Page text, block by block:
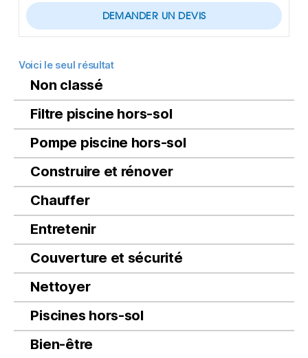
DEMANDER UN DEVIS
Voici le seul résultat
Non classé
Filtre piscine hors-sol
Pompe piscine hors-sol
Construire et rénover
Chauffer
Entretenir
Couverture et sécurité
Nettoyer
Piscines hors-sol
Bien-être